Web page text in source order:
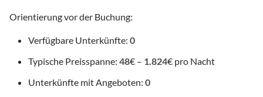
Orientierung vor der Buchung:
Verfügbare Unterkünfte: 0
Typische Preisspanne: 48€ – 1.824€ pro Nacht
Unterkünfte mit Angeboten: 0